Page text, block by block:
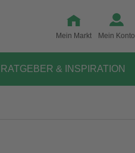
Mein Markt Mein Konto
RATGEBER & INSPIRATION